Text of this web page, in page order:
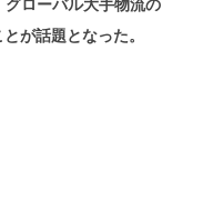
グローバル大手物流の
が話題となった。